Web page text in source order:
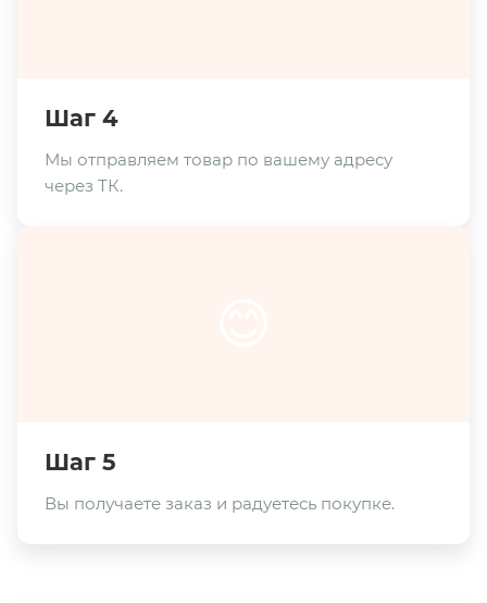
Шаг 4
Мы отправляем товар по вашему адресу
через ТК.
Шаг 5
Вы получаете заказ и радуетесь покупке.